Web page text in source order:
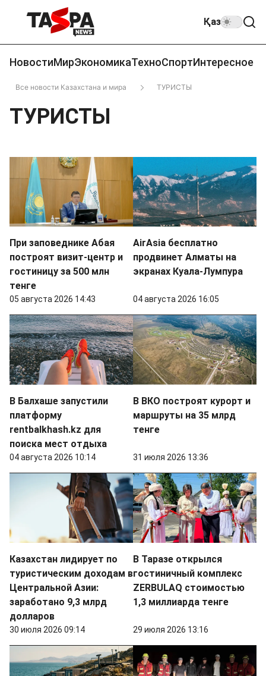
Қаз
НовостиМирЭкономикаТехноСпортИнтересное
Все новости Казахстана и мира ТУРИСТЫ
ТУРИСТЫ
При заповеднике Абая
построят визит-центр и
гостиницу за 500 млн
тенге
05 августа 2026 14:43
AirAsia бесплатно
продвинет Алматы на
экранах Куала-Лумпура
04 августа 2026 16:05
В Балхаше запустили
платформу
rentbalkhash.kz для
поиска мест отдыха
04 августа 2026 10:14
В ВКО построят курорт и
маршруты на 35 млрд
тенге
31 июля 2026 13:36
Казахстан лидирует по
туристическим доходам в
Центральной Азии:
заработано 9,3 млрд
долларов
30 июля 2026 09:14
В Таразе открылся
гостиничный комплекс
ZERBULAQ стоимостью
1,3 миллиарда тенге
29 июля 2026 13:16